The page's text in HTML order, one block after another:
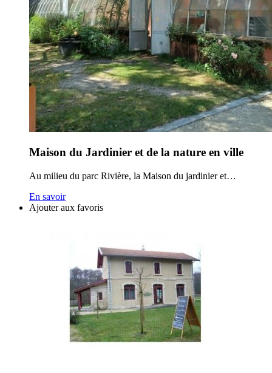
Maison du Jardinier et de la nature en ville
Au milieu du parc Rivière, la Maison du jardinier et…
En savoir
Ajouter aux favoris